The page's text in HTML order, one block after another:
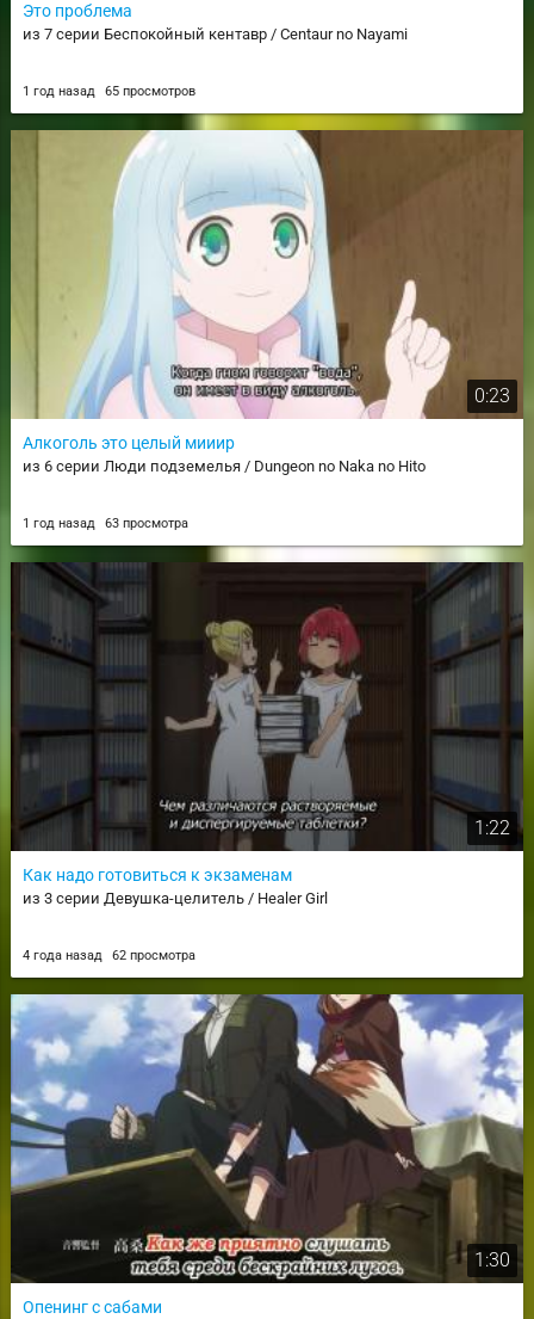
Это проблема
из 7 серии Беспокойный кентавр / Centaur no Nayami
1 год назад 65 просмотров
0:23
Алкоголь это целый мииир
из 6 серии Люди подземелья / Dungeon no Naka no Hito
1 год назад 63 просмотра
1:22
Как надо готовиться к экзаменам
из 3 серии Девушка-целитель / Healer Girl
4 года назад 62 просмотра
1:30
Опенинг с сабами